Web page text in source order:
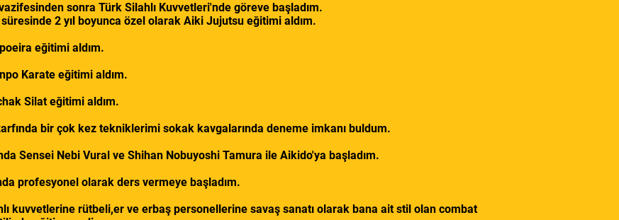
sonra Türk Silahlı Kuvvetleri'nde göreve başladım.
2 yıl boyunca özel olarak Aiki Jujutsu eğitimi aldım.
eğitimi aldım.
Karate eğitimi aldım.
Silat eğitimi aldım.
bir çok kez tekniklerimi sokak kavgalarında deneme imkanı buldum.
Sensei Nebi Vural ve Shihan Nobuyoshi Tamura ile Aikido'ya başladım.
profesyonel olarak ders vermeye başladım.
kuvvetlerine rütbeli,er ve erbaş personellerine savaş sanatı olarak bana ait stil olan combat